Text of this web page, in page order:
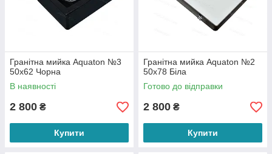
Гранітна мийка Aquaton №3
50х62 Чорна
В наявності
2 800 ₴
Купити
Гранітна мийка Aquaton №2
50х78 Біла
Готово до відправки
2 800 ₴
Купити